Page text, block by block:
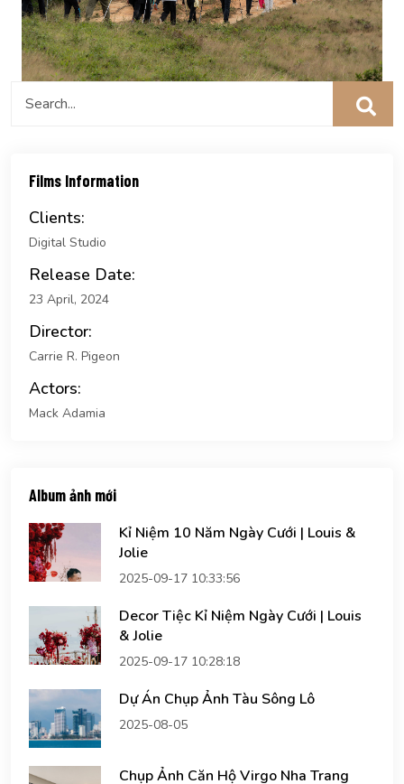
Films Information
Clients:
Digital Studio
Release Date:
23 April, 2024
Director:
Carrie R. Pigeon
Actors:
Mack Adamia
Album ảnh mới
Kỉ Niệm 10 Năm Ngày Cưới | Louis &
Jolie
2025-09-17 10:33:56
Decor Tiệc Kỉ Niệm Ngày Cưới | Louis
& Jolie
2025-09-17 10:28:18
Dự Án Chụp Ảnh Tàu Sông Lô
2025-08-05
Chụp Ảnh Căn Hộ Virgo Nha Trang